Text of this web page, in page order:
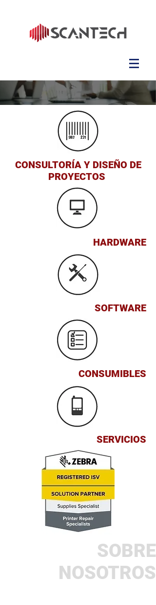
CONSULTORÍA Y DISEÑO DE
PROYECTOS
HARDWARE
SOFTWARE
CONSUMIBLES
SERVICIOS
SOBRE
NOSOTROS